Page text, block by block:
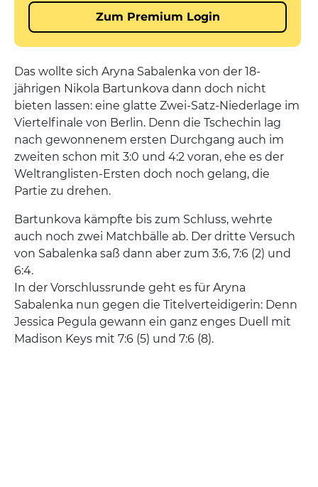
Das wollte sich Aryna Sabalenka von der 18-
jährigen Nikola Bartunkova dann doch nicht
bieten lassen: eine glatte Zwei-Satz-Niederlage im
Viertelfinale von Berlin. Denn die Tschechin lag
nach gewonnenem ersten Durchgang auch im
zweiten schon mit 3:0 und 4:2 voran, ehe es der
Weltranglisten-Ersten doch noch gelang, die
Partie zu drehen.
Bartunkova kämpfte bis zum Schluss, wehrte
auch noch zwei Matchbälle ab. Der dritte Versuch
von Sabalenka saß dann aber zum 3:6, 7:6 (2) und
6:4.
In der Vorschlussrunde geht es für Aryna
Sabalenka nun gegen die Titelverteidigerin: Denn
Jessica Pegula gewann ein ganz enges Duell mit
Madison Keys mit 7:6 (5) und 7:6 (8).